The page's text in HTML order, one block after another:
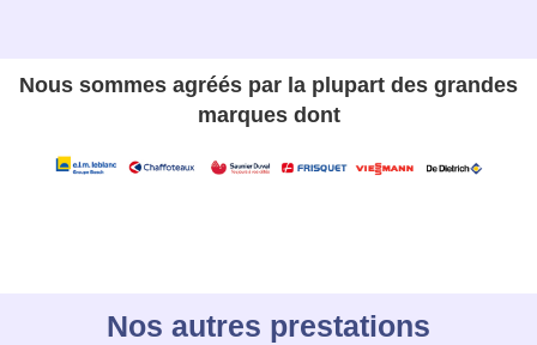
Nous sommes agréés par la plupart des grandes
marques dont
Nos autres prestations